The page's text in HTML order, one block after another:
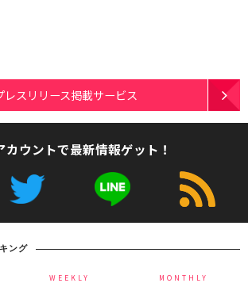
レスリリース掲載サービス
カウントで最新情報ゲット！
ング
WEEKLY MONTHLY